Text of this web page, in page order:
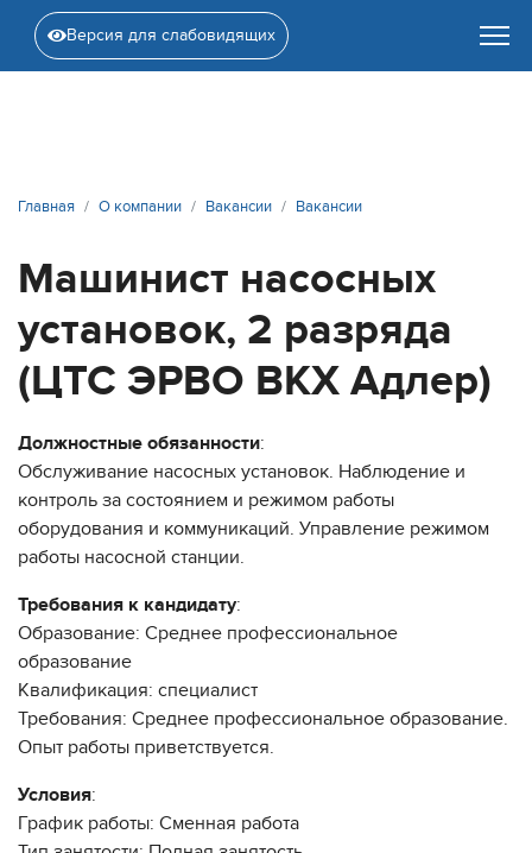
Версия для слабовидящих
Главная О компании Вакансии Вакансии
Машинист насосных
установок, 2 разряда
(ЦТС ЭРВО ВКХ Адлер)
Должностные обязанности:
Обслуживание насосных установок. Наблюдение и
контроль за состоянием и режимом работы
оборудования и коммуникаций. Управление режимом
работы насосной станции.
Требования к кандидату:
Образование: Среднее профессиональное
образование
Квалификация: специалист
Требования: Среднее профессиональное образование.
Опыт работы приветствуется.
Условия:
График работы: Сменная работа